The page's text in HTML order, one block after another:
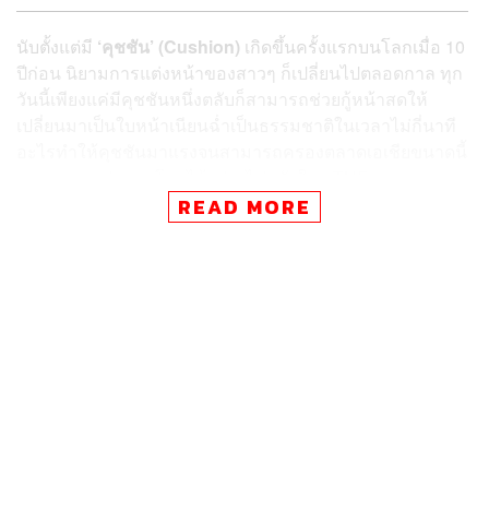
นับตั้งแต่มี ‘คุชชัน’ (Cushion) เกิดขึ้นครั้งแรกบนโลกเมื่อ 10
ปีก่อน นิยามการแต่งหน้าของสาวๆ ก็เปลี่ยนไปตลอดกาล ทุก
วันนี้เพียงแค่มีคุชชันหนึ่งตลับก็สามารถช่วยกู้หน้าสดให้
STANDARD จะพาไปไขความลับนี้ พร้อมแนะนำสุดยอดคุช
ชันขั้นเทพที่แนะว่าต้องมีไว้ติดกระเป๋าหรือโต๊ะเครื่องแป้ง
READ MORE